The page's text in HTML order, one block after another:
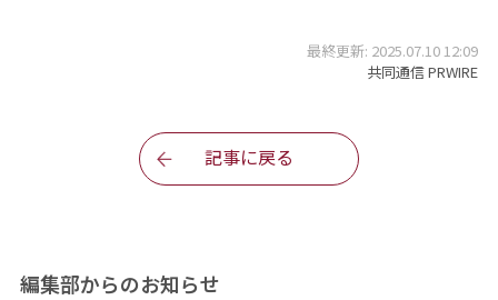
最終更新: 2025.07.10 12:09
共同通信 PRWIRE
記事に戻る
編集部からのお知らせ